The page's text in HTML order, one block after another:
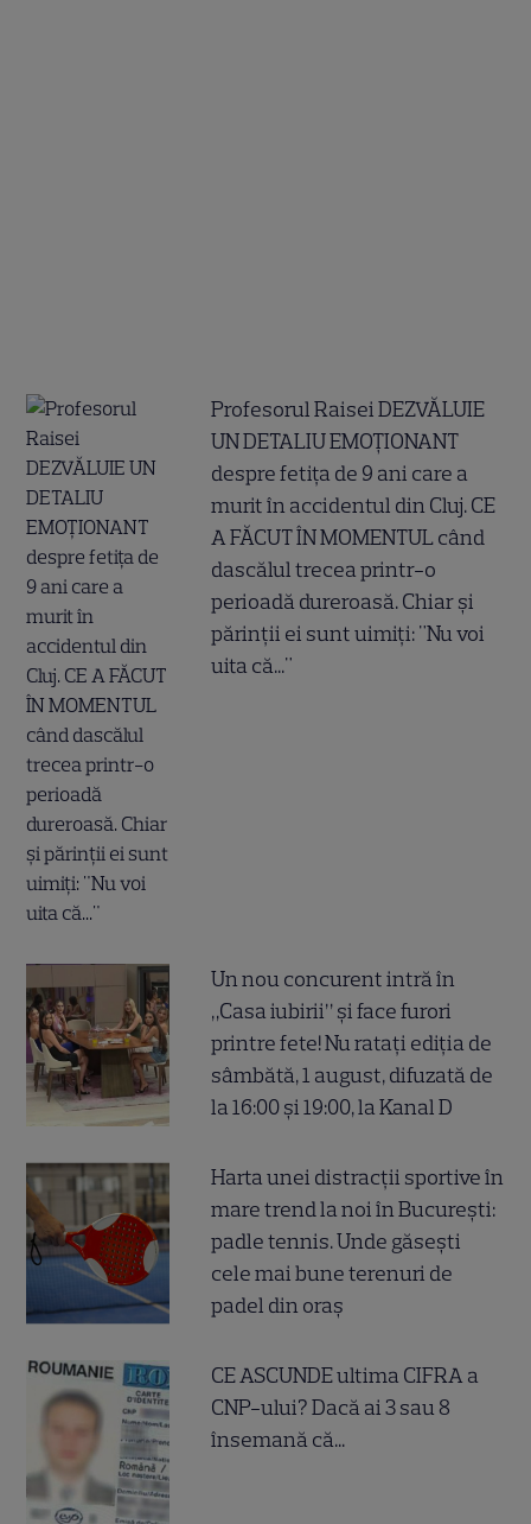
Profesorul Raisei DEZVĂLUIE
UN DETALIU EMOȚIONANT
despre fetița de 9 ani care a
murit în accidentul din Cluj. CE
A FĂCUT ÎN MOMENTUL când
dascălul trecea printr-o
perioadă dureroasă. Chiar și
părinții ei sunt uimiți: "Nu voi
uita că..."
Un nou concurent intră în
„Casa iubirii” și face furori
printre fete! Nu ratați ediția de
sâmbătă, 1 august, difuzată de
la 16:00 și 19:00, la Kanal D
Harta unei distracții sportive în
mare trend la noi în București:
padle tennis. Unde găsești
cele mai bune terenuri de
padel din oraș
CE ASCUNDE ultima CIFRA a
CNP-ului? Dacă ai 3 sau 8
însemană că...